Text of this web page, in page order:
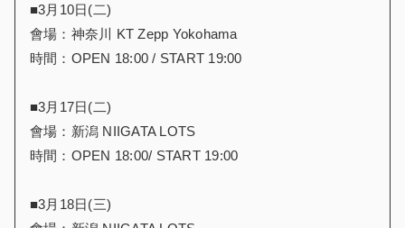
■3月10日(二)
會場：神奈川 KT Zepp Yokohama
時間：OPEN 18:00 / START 19:00
■3月17日(二)
會場：新潟 NIIGATA LOTS
時間：OPEN 18:00/ START 19:00
■3月18日(三)